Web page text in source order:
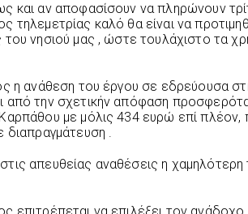
και αν αποφασίσουν να πληρώνουν
τηλεμετρίας καλό θα είναι να
του νησιού μας , ώστε τουλάχιστο τα
η ανάθεση του έργου σε εδρεύουσα
από την σχετικήν απόφαση
με μόλις 434 ευρώ επί
διαπραγμάτευση .
απευθείας αναθέσεις η χαμηλότερη